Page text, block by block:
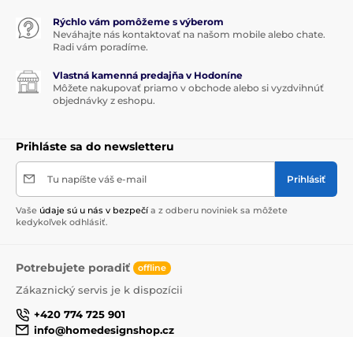
Rýchlo vám pomôžeme s výberom
Neváhajte nás kontaktovať na našom mobile alebo chate.
Radi vám poradíme.
Vlastná kamenná predajňa v Hodoníne
Môžete nakupovať priamo v obchode alebo si vyzdvihnúť
objednávky z eshopu.
Prihláste sa do newsletteru
Tu napíšte váš e-mail Prihlásiť
Vaše údaje sú u nás v bezpečí a z odberu noviniek sa môžete
kedykoľvek odhlásiť.
Potrebujete poradiť offline
Zákaznický servis je k dispozícii
+420 774 725 901
info@homedesignshop.cz